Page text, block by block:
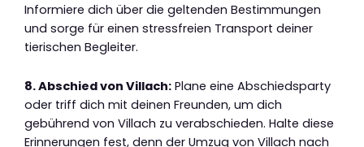
Informiere dich über die geltenden Bestimmungen
und sorge für einen stressfreien Transport deiner
tierischen Begleiter.
8. Abschied von Villach: Plane eine Abschiedsparty
oder triff dich mit deinen Freunden, um dich
gebührend von Villach zu verabschieden. Halte diese
Erinnerungen fest, denn der Umzug von Villach nach